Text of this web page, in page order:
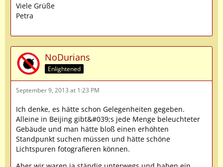
Viele Grüße
Petra
NoDurians
Enlightened
September 9, 2013 at 1:23 PM
Ich denke, es hätte schon Gelegenheiten gegeben.
Alleine in Beijing gibt&#039;s jede Menge beleuchteter
Gebäude und man hätte bloß einen erhöhten
Standpunkt suchen müssen und hätte schöne
Lichtspuren fotografieren können.